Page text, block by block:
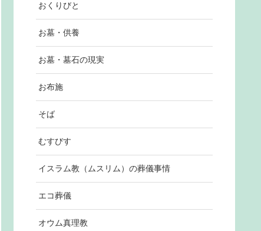
おくりびと
お墓・供養
お墓・墓石の現実
お布施
そば
むすびす
イスラム教（ムスリム）の葬儀事情
エコ葬儀
オウム真理教